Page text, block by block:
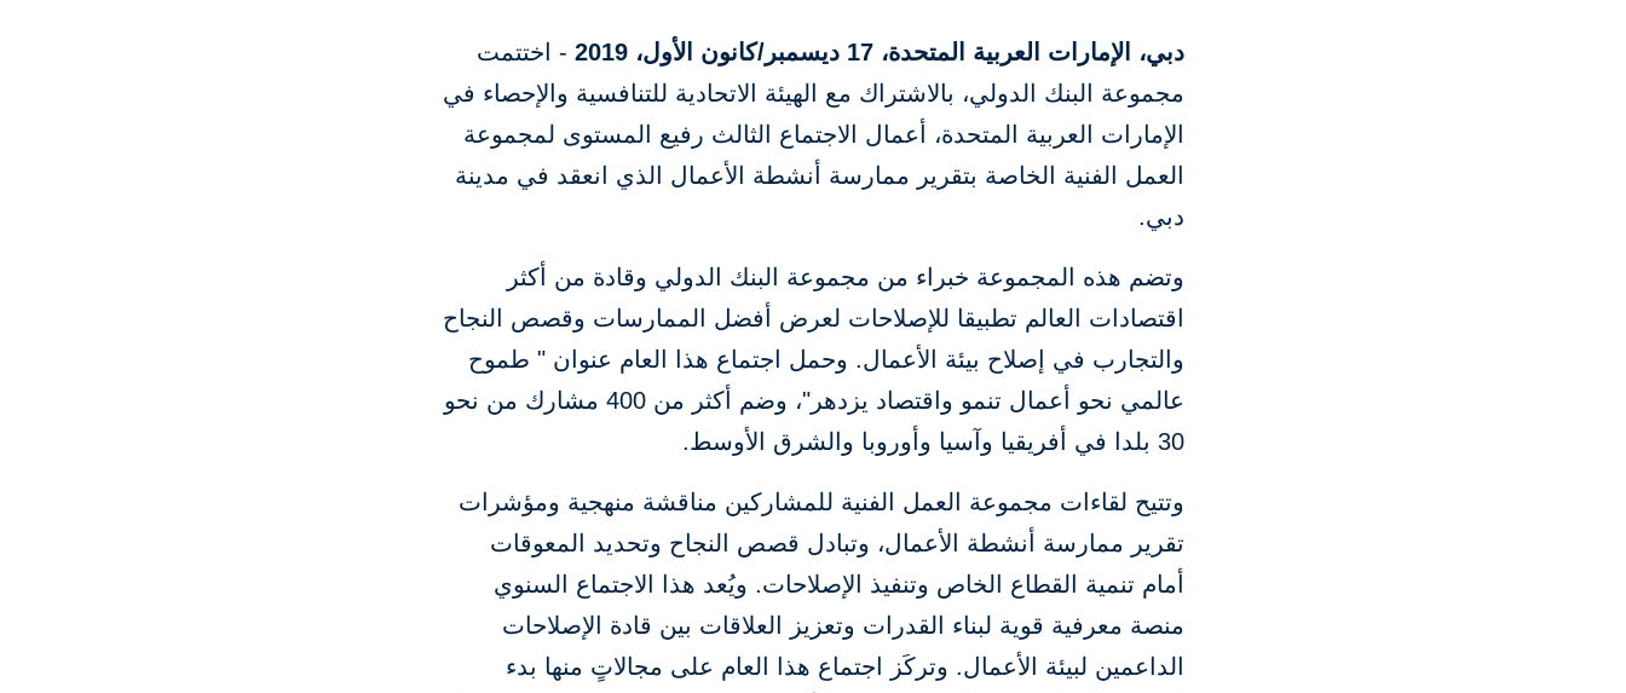
دبي، الإمارات العربية المتحدة، 17 ديسمبر/كانون الأول، 2019
- اختتمت
مجموعة البنك الدولي، بالاشتراك مع الهيئة الاتحادية للتنافسية والإحصاء في
الإمارات العربية المتحدة، أعمال الاجتماع الثالث رفيع المستوى لمجموعة
العمل الفنية الخاصة بتقرير ممارسة أنشطة الأعمال الذي انعقد في مدينة
دبي.
وتضم هذه المجموعة خبراء من مجموعة البنك الدولي وقادة من أكثر
اقتصادات العالم تطبيقا للإصلاحات لعرض أفضل الممارسات وقصص النجاح
والتجارب في إصلاح بيئة الأعمال. وحمل اجتماع هذا العام عنوان " طموح
عالمي نحو أعمال تنمو واقتصاد يزدهر"، وضم أكثر من 400 مشارك من نحو
30 بلدا في أفريقيا وآسيا وأوروبا والشرق الأوسط.
وتتيح لقاءات مجموعة العمل الفنية للمشاركين مناقشة منهجية ومؤشرات
تقرير ممارسة أنشطة الأعمال، وتبادل قصص النجاح وتحديد المعوقات
أمام تنمية القطاع الخاص وتنفيذ الإصلاحات. ويُعد هذا الاجتماع السنوي
منصة معرفية قوية لبناء القدرات وتعزيز العلاقات بين قادة الإصلاحات
الداعمين لبيئة الأعمال. وتركَز اجتماع هذا العام على مجالاتٍ منها بدء